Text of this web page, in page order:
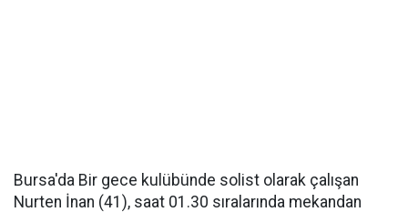
Bursa'da Bir gece kulübünde solist olarak çalışan
Nurten İnan (41), saat 01.30 sıralarında mekandan